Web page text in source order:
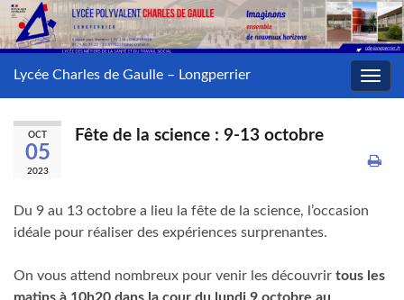
Lycée Charles de Gaulle – Longperrier
OCT
05
2023
Fête de la science : 9-13 octobre
Du 9 au 13 octobre a lieu la fête de la science, l’occasion
idéale pour réaliser des expériences surprenantes.
On vous attend nombreux pour venir les découvrir tous les